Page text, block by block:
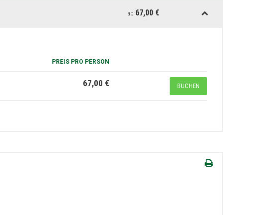
ab 67,00 €
PREIS PRO PERSON
67,00 € BUCHEN